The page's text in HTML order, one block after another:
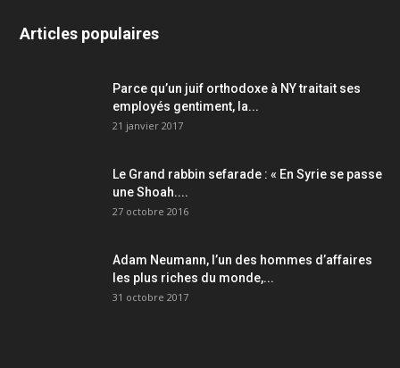
Articles populaires
Parce qu’un juif orthodoxe à NY traitait ses
employés gentiment, la...
21 janvier 2017
Le Grand rabbin sefarade : « En Syrie se passe
une Shoah....
27 octobre 2016
Adam Neumann, l’un des hommes d’affaires
les plus riches du monde,...
31 octobre 2017